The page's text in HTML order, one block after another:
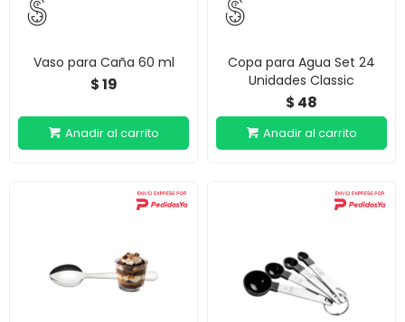
Vaso para Caña 60 ml
$19
Copa para Agua Set 24
Unidades Classic
$ 48